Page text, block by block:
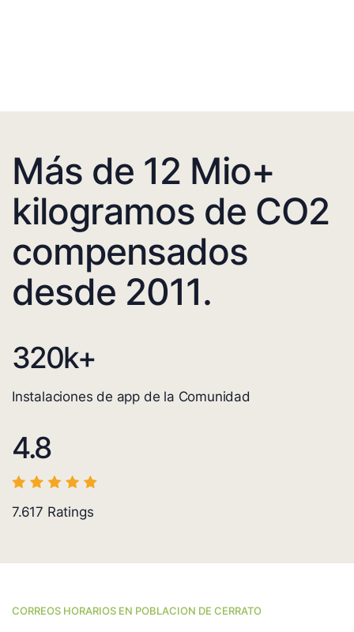
Más de 12 Mio+
kilogramos de CO2
compensados
desde 2011.
320k+
Instalaciones de app de la Comunidad
4.8
7.617 Ratings
CORREOS HORARIOS EN POBLACION DE CERRATO